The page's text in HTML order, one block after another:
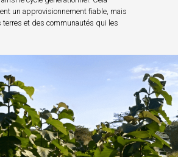
un approvisionnement fiable, mais
et des communautés qui les
d'utilisateur ou
e-mail
ou adresse e-mail